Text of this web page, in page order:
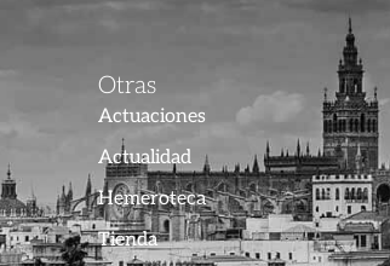
Otras
Actuaciones
Actualidad
Hemeroteca
Tienda